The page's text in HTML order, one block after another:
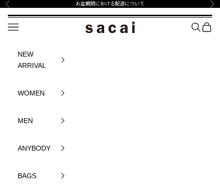
コンテンツへスキップ
前へ お盆期間における配送について 次
sacai Official Store サカイ オフィシャル
メニュー SEARCH
BAG
NEW
ARRIVAL
WOMEN
MEN
ANYBODY
BAGS